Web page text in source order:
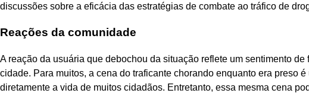
discussões sobre a eficácia das estratégias de combate ao tráfico de
Reações da comunidade
A reação da usuária que debochou da situação reflete um sentimento
cidade. Para muitos, a cena do traficante chorando enquanto era preso
diretamente a vida de muitos cidadãos. Entretanto, essa mesma cena